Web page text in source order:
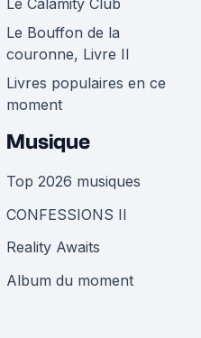
Le Calamity Club
Le Bouffon de la
couronne, Livre II
Livres populaires en ce
moment
Musique
Top 2026 musiques
CONFESSIONS II
Reality Awaits
Album du moment